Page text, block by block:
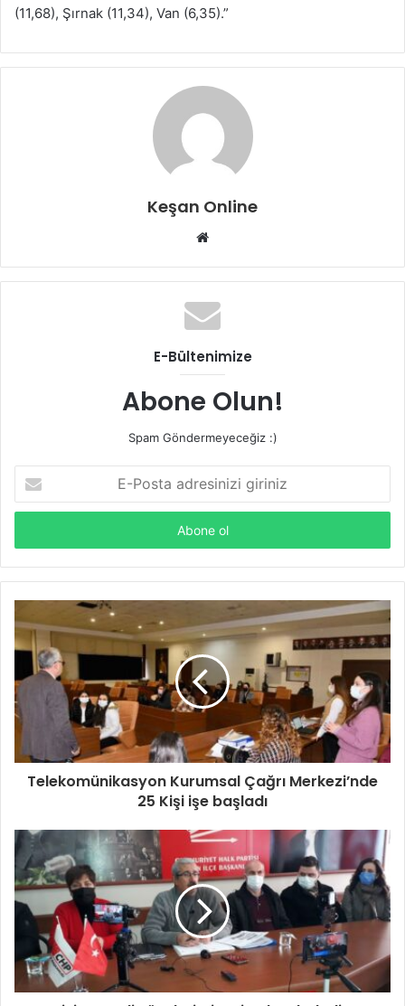
(11,68), Şırnak (11,34), Van (6,35).”
Keşan Online
Web
E-Bültenimize
Abone Olun!
Spam Göndermeyeceğiz :)
Posta
adresinizi
Telekomünikasyon Kurumsal Çağrı Merkezi’nde
25 Kişi işe başladı